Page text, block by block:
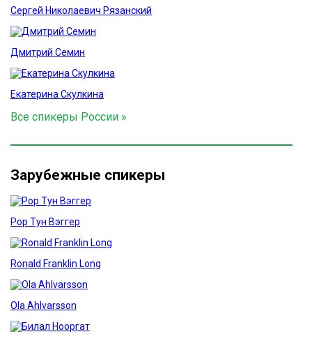
Сергей Николаевич Рязанский
Дмитрий Семин
Екатерина Скулкина
Все спикеры России »
Зарубежные спикеры
Рор Тун Вэггер
Ronald Franklin Long
Ola Ahlvarsson